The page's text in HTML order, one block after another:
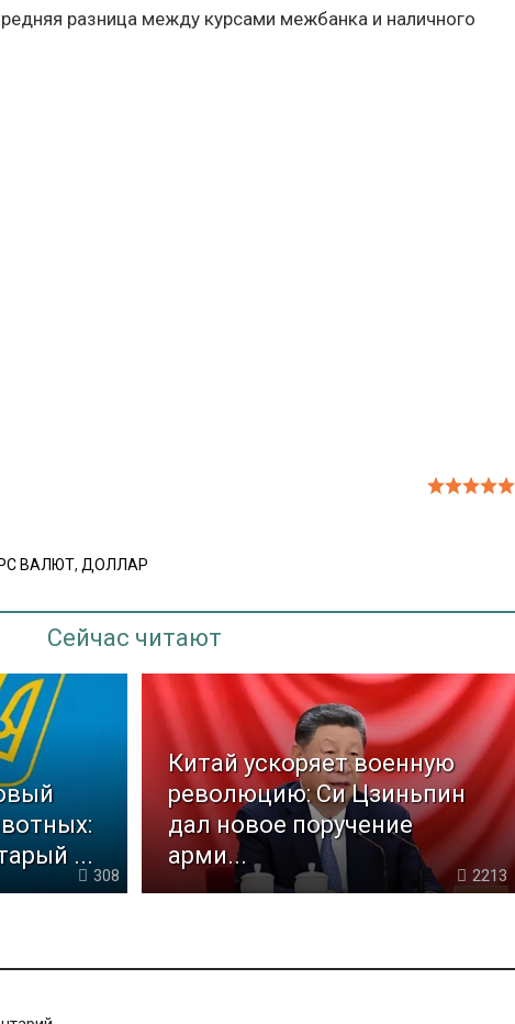
разница между курсами межбанка и наличного
ВАЛЮТ, ДОЛЛАР
Сейчас читают
...
308
Китай ускоряет военную
революцию: Си Цзиньпин
дал новое поручение
арми...
2213